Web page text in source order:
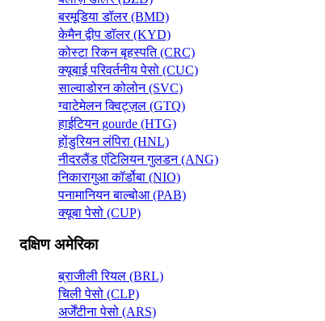
बरमूडिया डॉलर (BMD)
केमैन द्वीप डॉलर (KYD)
कोस्टा रिकन बृहस्पति (CRC)
क्यूबाई परिवर्तनीय पेसो (CUC)
साल्वाडोरन कोलोन (SVC)
ग्वाटेमेलन क्विट्ज़ल (GTQ)
हाईटियन gourde (HTG)
होंडुरियन लंपिरा (HNL)
नीदरलैंड एंटिलियन गुलडन (ANG)
निकारागुआ कॉर्डोबा (NIO)
पनामानियन बाल्बोआ (PAB)
क्यूबा पेसो (CUP)
दक्षिण अमेरिका
ब्राजीली रियल (BRL)
चिली पेसो (CLP)
अर्जेंटीना पेसो (ARS)